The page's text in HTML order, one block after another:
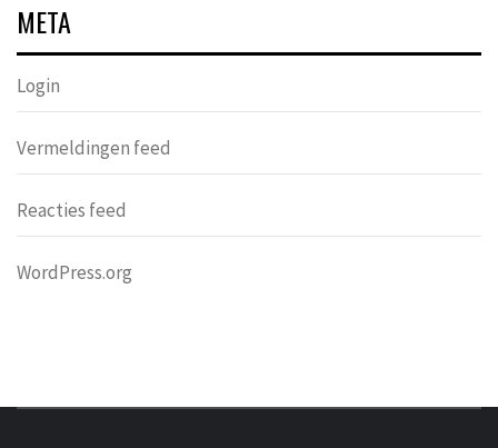
META
Login
Vermeldingen feed
Reacties feed
WordPress.org